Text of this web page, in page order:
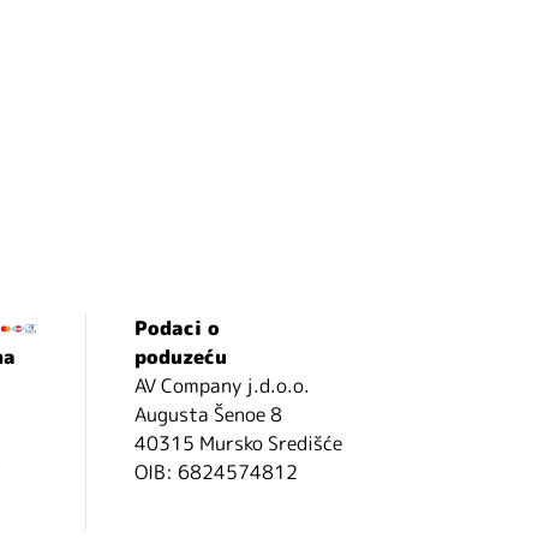
Podaci o
poduzeću
AV Company j.d.o.o.
Augusta Šenoe 8
40315 Mursko Središće
OIB: 6824574812